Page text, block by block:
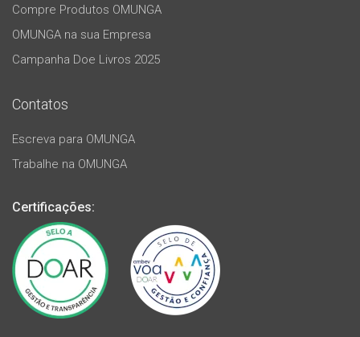
Compre Produtos OMUNGA
OMUNGA na sua Empresa
Campanha Doe Livros 2025
Contatos
Escreva para OMUNGA
Trabalhe na OMUNGA
Certificações: